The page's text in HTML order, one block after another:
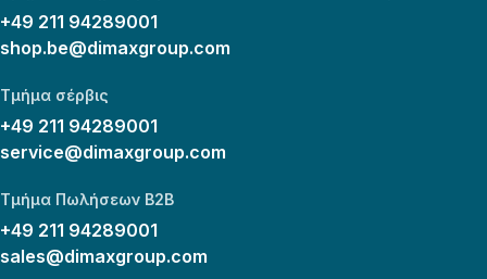
+49 211 94289001
shop.be@dimaxgroup.com
Τμήμα σέρβις
+49 211 94289001
service@dimaxgroup.com
Τμήμα Πωλήσεων B2B
+49 211 94289001
sales@dimaxgroup.com